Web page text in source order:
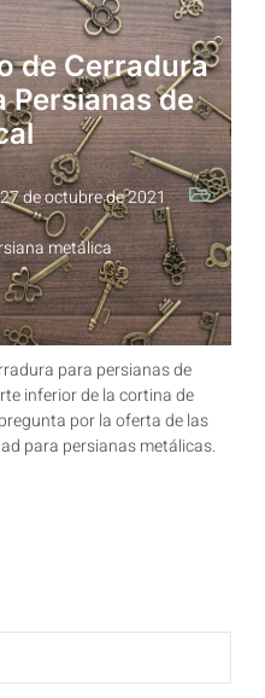
de Cerradura
Persianas de
27 de octubre de 2021
metálica
para persianas de
inferior de la cortina de
por la oferta de las
para persianas metálicas.